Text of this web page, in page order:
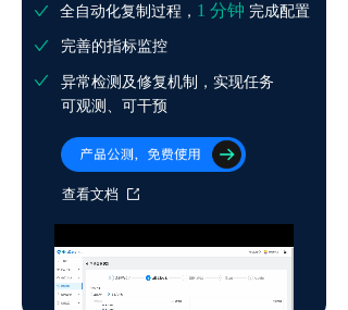
全自动化复制过程， 1 分钟 完成配置
完善的指标监控
异常检测及修复机制，实现任务
可观测、可干预
查看文档